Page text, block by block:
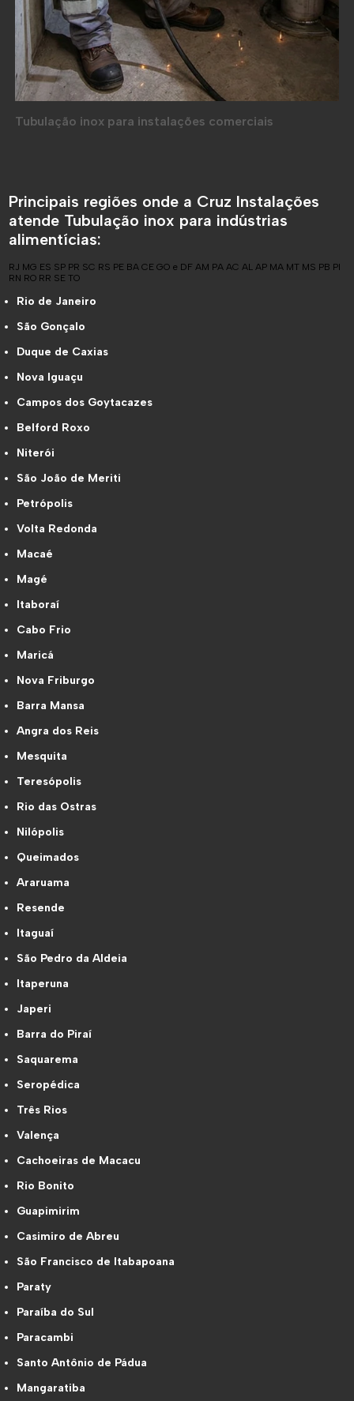
Tubulação inox para instalações comerciais
Principais regiões onde a Cruz Instalações
atende Tubulação inox para indústrias
alimentícias:
RJ MG ES SP PR SC RS PE BA CE GO e DF AM PA AC AL AP MA MT MS PB PI
RN RO RR SE TO
Rio de Janeiro
São Gonçalo
Duque de Caxias
Nova Iguaçu
Campos dos Goytacazes
Belford Roxo
Niterói
São João de Meriti
Petrópolis
Volta Redonda
Macaé
Magé
Itaboraí
Cabo Frio
Maricá
Nova Friburgo
Barra Mansa
Angra dos Reis
Mesquita
Teresópolis
Rio das Ostras
Nilópolis
Queimados
Araruama
Resende
Itaguaí
São Pedro da Aldeia
Itaperuna
Japeri
Barra do Piraí
Saquarema
Seropédica
Três Rios
Valença
Cachoeiras de Macacu
Rio Bonito
Guapimirim
Casimiro de Abreu
São Francisco de Itabapoana
Paraty
Paraíba do Sul
Paracambi
Santo Antônio de Pádua
Mangaratiba